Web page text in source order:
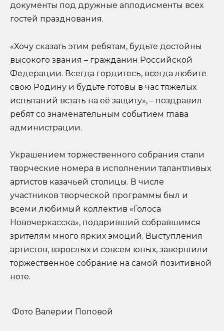
документы под дружные аплодисменты всех
гостей празднования.
«Хочу сказать этим ребятам, будьте достойны
высокого звания – гражданин Российской
Федерации. Всегда гордитесь, всегда любите
свою Родину и будьте готовы в час тяжелых
испытаний встать на её защиту», – поздравил
ребят со знаменательным событием глава
администрации.
Украшением торжественного собрания стали
творческие номера в исполнении талантливых
артистов казачьей столицы. В числе
участников творческой программы был и
всеми любимый коллектив «Голоса
Новочеркасска», подаривший собравшимся
зрителям много ярких эмоций. Выступления
артистов, взрослых и совсем юных, завершили
торжественное собрание на самой позитивной
ноте.
Фото Валерии Поповой